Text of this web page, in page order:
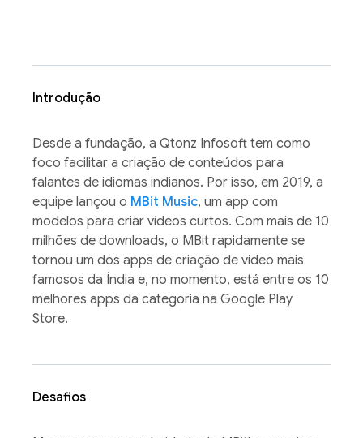
Introdução
Desde a fundação, a Qtonz Infosoft tem como
foco facilitar a criação de conteúdos para
falantes de idiomas indianos. Por isso, em 2019, a
equipe lançou o MBit Music, um app com
modelos para criar vídeos curtos. Com mais de 10
milhões de downloads, o MBit rapidamente se
tornou um dos apps de criação de vídeo mais
famosos da Índia e, no momento, está entre os 10
melhores apps da categoria na Google Play
Store.
Desafios